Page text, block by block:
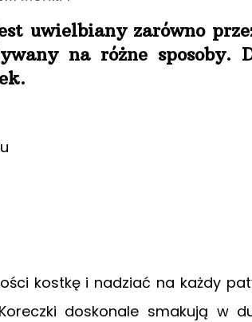
uwielbiany zarówno
na różne sposoby.
kostkę i nadziać na każdy
doskonale smakują w